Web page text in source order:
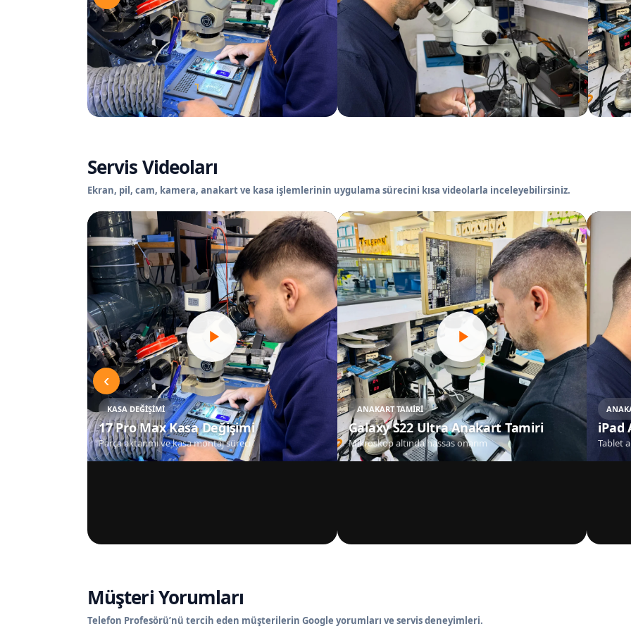
Servis Videoları
Ekran, pil, cam, kamera, anakart ve kasa işlemlerinin uygulama sürecini kısa videolarla inceleyebilirsiniz.
‹
KASA DEĞIŞIMI
17 Pro Max Kasa Değişimi
Parça aktarımı ve kasa montaj süreci
ANAKART TAMIRI
Galaxy S22 Ultra Anakart Tamiri
Mikroskop altında hassas onarım
iPad
Tablet
Müşteri Yorumları
Telefon Profesörü’nü tercih eden müşterilerin Google yorumları ve servis deneyimleri.